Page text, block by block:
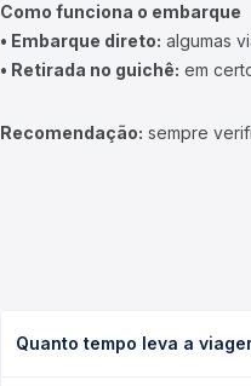
Como funciona o embarque
• Embarque direto: algumas
• Retirada no guichê: em
Recomendação: sempre
Quanto tempo leva a